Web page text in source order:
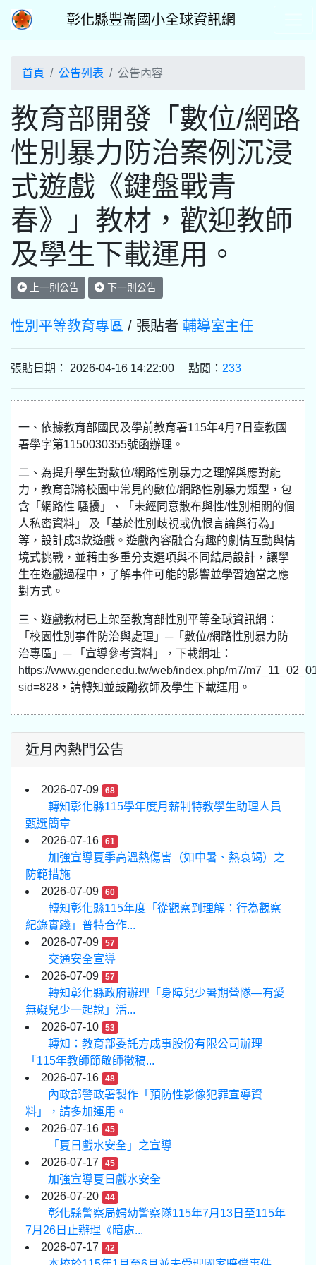
彰化縣豐崙國小全球資訊網
首頁 公告列表 公告內容
教育部開發「數位/網路
性別暴力防治案例沉浸
式遊戲《鍵盤戰青
春》」教材，歡迎教師
及學生下載運用。
上一則公告 下一則公告
性別平等教育專區 / 張貼者 輔導室主任
張貼日期： 2026-04-16 14:22:00 點閱： 233
一、依據教育部國民及學前教育署115年4月7日臺教國
署學字第1150030355號函辦理。
二、為提升學生對數位/網路性別暴力之理解與應對能
力，教育部將校園中常見的數位/網路性別暴力類型，包
含「網路性 騷擾」、「未經同意散布與性/性別相關的個
人私密資料」 及「基於性別歧視或仇恨言論與行為」
等，設計成3款遊戲。遊戲內容融合有趣的劇情互動與情
境式挑戰，並藉由多重分支選項與不同結局設計，讓學
生在遊戲過程中，了解事件可能的影響並學習適當之應
對方式。
三、遊戲教材已上架至教育部性別平等全球資訊網：
「校園性別事件防治與處理」─「數位/網路性別暴力防
治專區」─ 「宣導參考資料」，下載網址：
https://www.gender.edu.tw/web/index.php/m7/
sid=828，請轉知並鼓勵教師及學生下載運用。
近月內熱門公告
2026-07-09 68
轉知彰化縣115學年度月薪制特教學生助理人員
甄選簡章
2026-07-16
61
加強宣導夏季高溫熱傷害（如中暑、熱衰竭）之
防範措施
2026-07-09
60
轉知彰化縣115年度「從觀察到理解：行為觀察
紀錄實踐」普特合作...
2026-07-09
57
交通安全宣導
2026-07-09
57
轉知彰化縣政府辦理「身障兒少暑期營隊—有愛
無礙兒少一起說」活...
2026-07-10
53
轉知：教育部委託方成事股份有限公司辦理
「115年教師節敬師徵稿...
2026-07-16
48
內政部警政署製作「預防性影像犯罪宣導資
料」，請多加運用。
2026-07-16
45
「夏日戲水安全」之宣導
2026-07-17
45
加強宣導夏日戲水安全
2026-07-20
44
彰化縣警察局婦幼警察隊115年7月13日至115年
7月26日止辦理《暗處...
2026-07-17
42